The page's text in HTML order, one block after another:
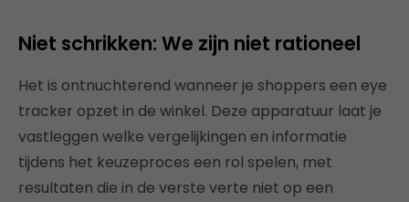
Niet schrikken: We zijn niet rationeel
Het is ontnuchterend wanneer je shoppers een eye
tracker opzet in de winkel. Deze apparatuur laat je
vastleggen welke vergelijkingen en informatie
tijdens het keuzeproces een rol spelen, met
resultaten die in de verste verte niet op een